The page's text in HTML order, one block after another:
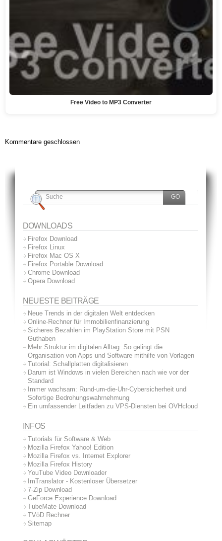
Free Video to MP3 Converter
Kommentare geschlossen
DOWNLOADS
Firefox Download
Firefox Linux
Firefox Mac OS X
Firefox Portable Download
Chrome Download
Opera Download
NEUESTE BEITRÄGE
Neue Trends in der digitalen Welt entdecken
Online-Rechner für Immobilienfinanzierung
Sicheres Bezahlen im PlayStation Store mit PSN
Guthaben
Mehr Struktur im digitalen Alltag: So gelingt die
Organisation von Apps und Software mithilfe von Vorlagen
Tutorial: Schallplatten digitalisieren
Darum ist Windows in vielen Bereichen nach wie vor der
Standard
Immer wachsam: Rund-um-die-Uhr-Cybersicherheit und
Sofortige Bedrohungswahrnehmung
Ein umfassender Leitfaden zu VPS-Diensten bei OVHcloud
INFOS
Tutorials für Software & Web
Mozilla Firefox Yahoo! Edition
Mozilla Firefox vs. Internet Explorer
Mozilla Firefox History
YouTube Video Downloader
ImTranslator - Kostenloser Übersetzer
7-Zip Download
GeForce Experience Download
TubeMate Download
TVöD Rechner
Sitemap